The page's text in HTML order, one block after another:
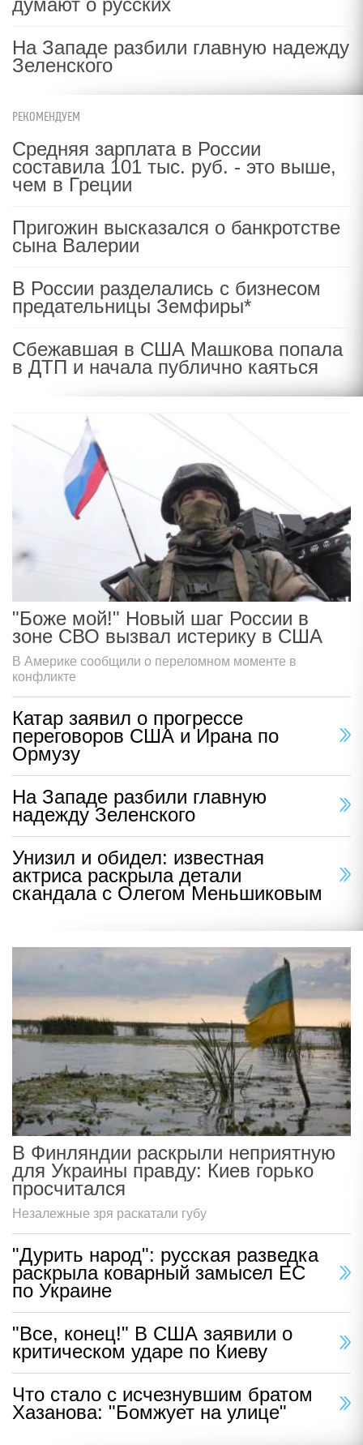
думают о русских
На Западе разбили главную надежду
Зеленского
РЕКОМЕНДУЕМ
Средняя зарплата в России
составила 101 тыс. руб. - это выше,
чем в Греции
Пригожин высказался о банкротстве
сына Валерии
В России разделались с бизнесом
предательницы Земфиры*
Сбежавшая в США Машкова попала
в ДТП и начала публично каяться
"Боже мой!" Новый шаг России в
зоне СВО вызвал истерику в США
В Америке сообщили о переломном моменте в
конфликте
Катар заявил о прогрессе
переговоров США и Ирана по
Ормузу
На Западе разбили главную
надежду Зеленского
Унизил и обидел: известная
актриса раскрыла детали
скандала с Олегом Меньшиковым
В Финляндии раскрыли неприятную
для Украины правду: Киев горько
просчитался
Незалежные зря раскатали губу
"Дурить народ": русская разведка
раскрыла коварный замысел ЕС
по Украине
"Все, конец!" В США заявили о
критическом ударе по Киеву
Что стало с исчезнувшим братом
Хазанова: "Бомжует на улице"